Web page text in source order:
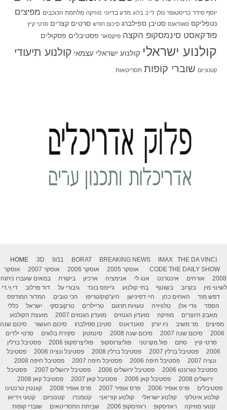
יוסף סידר כריסטופר נולן לייב בלוג מדע בדיוני מוזיקה מלחמת הכוכבים מפיצים
נטפליקס סאנדאנס סטיבן ספילברג סיכום חודש סרטים קצרים סרטי קיץ
פודקאסט סינמסקופ הקצה פיקסאר פסטיבלים פסקולים
קולנוע ישראלי קולנוע ישראלי עצמאי קולנוע תיעודי
קטנוניזם שוברי קופות תסריטאות
HOME 3D 9/11 BORAT BREAKING NEWS IMAX
THE DA VINCI
CODE THE DAILY SHOW אוסקר 2005 אוסקר 2006 אוסקר 2007
אוסקר
2008
אורחים אינטרנט אנג לי אנימציה ארכיון ביקורת
במאים שעברו ניתוח
לשינוי מין
בקרוב בשוטף בתי קולנוע ג'יימס בונד גיבורי על דוד פרלוב
די.וי.די
דפש מוד
האחים כהן היי דפינישן היצ'קוק/טריפו הכי טובים
המדור המודפס
הספד
וודי אלן טלוויזיה טעויות תרגום טריילרים טרקובסקי ישראל
כללי
מאבק היוצרים
מוזיקה מועדון הגנוזים מועדון הגנוזים 2007
מועצת הקולנוע
מפיצים
מר משיב ניו יורק סאנדאנס סטיבן ספילברג סיכום העשור
סיכום שנה
2006
סיכום שנה 2007 סיכום שנה 2008 סינמטק סקירת בלוגים
סרטי ילדים
סרטי קיץ
סתם פול מקרטני פוליצרוסקופ פוליצרסקופ 2006
פסטיבל ברלין
2006
פסטיבל ברלין 2007 פסטיבל ברלין 2008 פסטיבל ונציה 2006
פסטיבל
ונציה 2007
פסטיבל חיפה 2006 פסטיבל חיפה 2007
פסטיבל חיפה 2008
פסטיבל טורונטו 2006
פסטיבל ירושלים 2006 פסטיבל ירושלים 2007
פסטיבל
ירושלים 2008
פסטיבל קאן 2006 פסטיבל קאן 2007
פסטיבל קאן 2008
פסטיבלים
פרס אופיר 2006 פרס אופיר 2007 פרס אופיר 2008
קוונטין טרנטינו
קולנוע איטלקי
קולנוע ישראלי קולנוע קוריאני קטמנדו קטנוניזם
קטעי וידיאו
קטעי מוזיקה
ראזיסקופ ראזיסקופ 2006 שביתת התסריטאים שוברי קופות